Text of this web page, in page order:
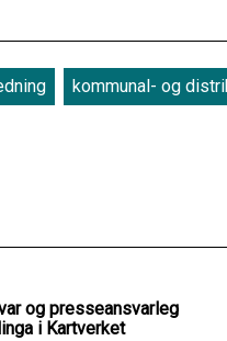
kommunal- og
og presseansvarleg
i Kartverket